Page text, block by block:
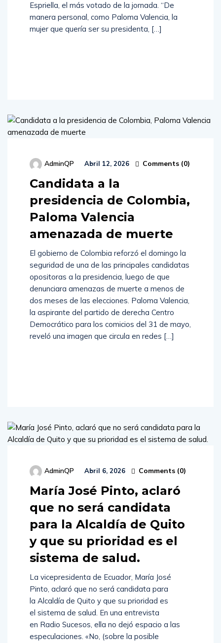
Espriella, el más votado de la jornada. “De
manera personal, como Paloma Valencia, la
mujer que quería ser su presidenta, […]
AdminQP Abril 12, 2026 Comments (0)
Candidata a la
presidencia de Colombia,
Paloma Valencia
amenazada de muerte
El gobierno de Colombia reforzó el domingo la
seguridad de una de las principales candidatas
opositoras a la presidencia, luego de que
denunciara amenazas de muerte a menos de
dos meses de las elecciones. Paloma Valencia,
la aspirante del partido de derecha Centro
Democrático para los comicios del 31 de mayo,
reveló una imagen que circula en redes […]
AdminQP Abril 6, 2026 Comments (0)
María José Pinto, aclaró
que no será candidata
para la Alcaldía de Quito
y que su prioridad es el
sistema de salud.
La vicepresidenta de Ecuador, María José
Pinto, aclaró que no será candidata para
la Alcaldía de Quito y que su prioridad es
el sistema de salud. En una entrevista
en Radio Sucesos, ella no dejó espacio a las
especulaciones. «No, (sobre la posible